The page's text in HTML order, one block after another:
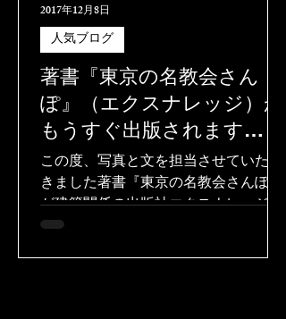
著書『東京の名教会さん
ぽ』（エクスナレッジ）が
もうすぐ出版されます
(^o^)
この度、写真と文を担当させていただ
きました著書『東京の名教会さんぽ』
が建築関係の出版社エクスナレッジさ
んから、今年のクリスマス直前に出版
人気ブログ
2017年12月8日